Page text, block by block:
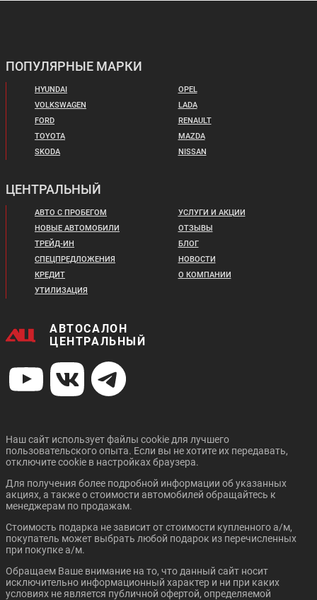
ПОПУЛЯРНЫЕ МАРКИ
HYUNDAI
VOLKSWAGEN
FORD
TOYOTA
SKODA
OPEL
LADA
RENAULT
MAZDA
NISSAN
ЦЕНТРАЛЬНЫЙ
АВТО С ПРОБЕГОМ
НОВЫЕ АВТОМОБИЛИ
ТРЕЙД-ИН
СПЕЦПРЕДЛОЖЕНИЯ
КРЕДИТ
УТИЛИЗАЦИЯ
УСЛУГИ И АКЦИИ
ОТЗЫВЫ
БЛОГ
НОВОСТИ
О КОМПАНИИ
АВТОСАЛОН
ЦЕНТРАЛЬНЫЙ
Наш сайт использует файлы cookie для лучшего
пользовательского опыта. Если вы не хотите их передавать,
отключите cookie в настройках браузера.
Для получения более подробной информации об указанных
акциях, а также о стоимости автомобилей обращайтесь к
менеджерам по продажам.
Стоимость подарка не зависит от стоимости купленного а/м,
покупатель может выбрать любой подарок из перечисленных
при покупке а/м.
Обращаем Ваше внимание на то, что данный сайт носит
исключительно информационный характер и ни при каких
условиях не является публичной офертой, определяемой